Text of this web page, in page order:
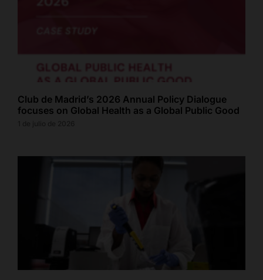
Club de Madrid’s 2026 Annual Policy Dialogue
focuses on Global Health as a Global Public Good